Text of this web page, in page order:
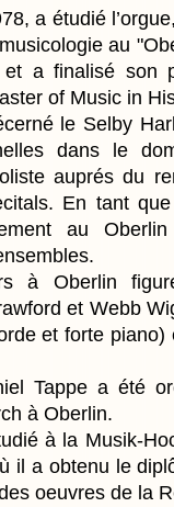
a étudié
au
et a finalisé son
of Music in
le Selby
dans le
auprés du
En tant
au
à Oberlin
et Webb
et forte
Tappe a été
à Oberlin.
à la Musik-
il a obtenu le
oeuvres de la